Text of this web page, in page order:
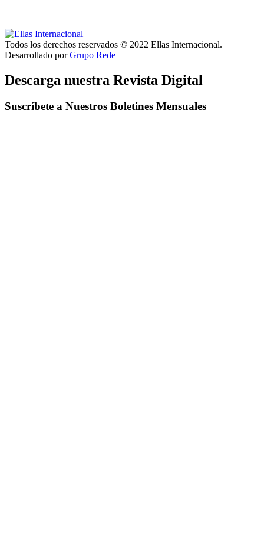
Todos los derechos reservados © 2022 Ellas Internacional.
Desarrollado porGrupo Rede
Descarga nuestra Revista Digital
Suscríbete a Nuestros Boletines Mensuales